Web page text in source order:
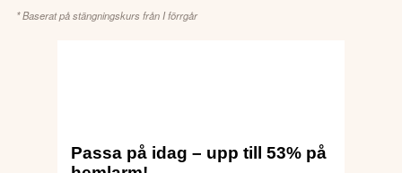
* Baserat på stängningskurs från I förrgår